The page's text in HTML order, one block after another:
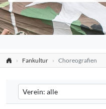
Fankultur Choreografien
Verein auswählen
Filtert die Choreografien